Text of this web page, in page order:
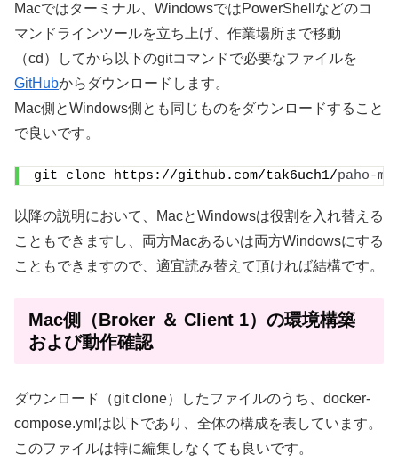
Macではターミナル、WindowsではPowerShellなどのコ
マンドラインツールを立ち上げ、作業場所まで移動
（cd）してから以下のgitコマンドで必要なファイルを
GitHubからダウンロードします。
Mac側とWindows側とも同じものをダウンロードすること
で良いです。
git clone https://github.com/tak6uch1/paho-
以降の説明において、MacとWindowsは役割を入れ替える
こともできますし、両方Macあるいは両方Windowsにする
こともできますので、適宜読み替えて頂ければ結構です。
Mac側（Broker ＆ Client 1）の環境構築
および動作確認
ダウンロード（git clone）したファイルのうち、docker-
compose.ymlは以下であり、全体の構成を表しています。
このファイルは特に編集しなくても良いです。